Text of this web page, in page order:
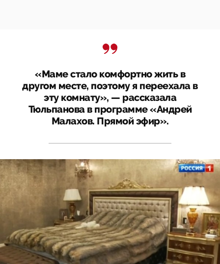
«Маме стало комфортно жить в
другом месте, поэтому я переехала в
эту комнату», — рассказала
Тюльпанова в программе «Андрей
Малахов. Прямой эфир».